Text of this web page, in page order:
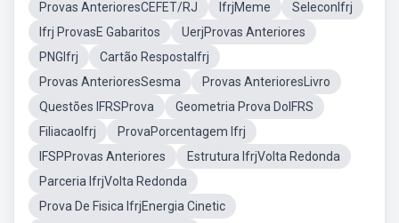
Provas AnterioresCEFET/RJ IfrjMeme
SeleconIfrj
Ifrj ProvasE Gabaritos
UerjProvas Anteriores
PNGIfrj
Cartão RespostaIfrj
Provas AnterioresSesma
Provas AnterioresLivro
Questões IFRSProva
Geometria Prova DoIFRS
FiliacaoIfrj
ProvaPorcentagem Ifrj
IFSPProvas Anteriores
Estrutura IfrjVolta Redonda
Parceria IfrjVolta Redonda
Prova De Fisica IfrjEnergia Cinetic